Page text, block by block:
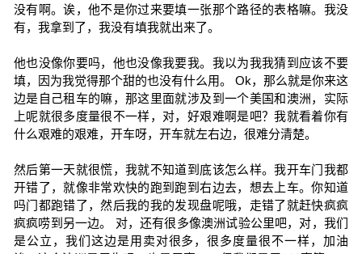
没有啊。诶，他不是你过来要填一张那个路径的表格嘛。我没
有，我拿到了，我没有填我就出来了。
他也没像你要吗，他也没像我要我。我以为我我猜到应该不要
填，因为我觉得那个甜的也没有什么用。 Ok，那么就是你来这
边是自己租车的嘛，那这里面就涉及到一个美国和澳洲，实际
上呢就很多度量很不一样，对，好艰难啊是吧？我就看着你有
什么艰难的艰难，开车呀，开车就左右边，很难分清楚。
然后第一天就很慌，我就不知道到底该怎么样。我开车门我都
开错了，就像非常欢快的跑到跑到右边去，想去上车。你知道
吗门都跑错了，然后我的我的发现盘呢哦，走错了就赶快疯疯
疯疯唠到另一边。 对，还有很多像澳洲试验公里吧，对，我们
是公立，我们这边是用卖对很多，很多度量很不一样，加油